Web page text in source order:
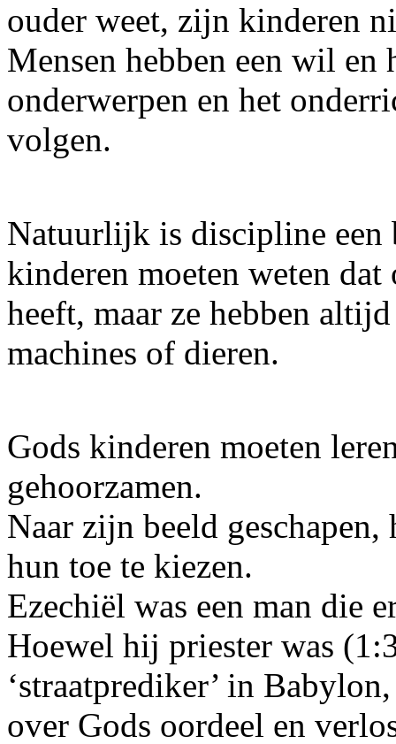
ouder weet, zijn kinderen
Mensen hebben een wil en
onderwerpen en het
volgen.
Natuurlijk is discipline een
kinderen moeten weten
heeft, maar ze hebben
machines of dieren.
Gods kinderen moeten
gehoorzamen.
Naar zijn beeld geschapen,
hun toe te kiezen.
Ezechiël was een man die
Hoewel hij priester was
‘straatprediker’ in
over Gods oordeel en